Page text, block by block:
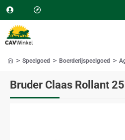
Bruder Claas Rollant
Speelgoed Boerderijspeelgoed